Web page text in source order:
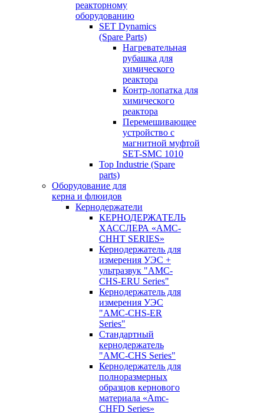
реакторному
оборудованию
SET Dynamics
(Spare Parts)
Нагревательная
рубашка для
химического
реактора
Контр-лопатка для
химического
реактора
Перемешивающее
устройство с
магнитной муфтой
SET-SMC 1010
Top Industrie (Spare
parts)
Оборудование для
керна и флюидов
Кернодержатели
КЕРНОДЕРЖАТЕЛЬ
ХАССЛЕРА «AMC-
CHHT SERIES»
Кернодержатель для
измерения УЭС +
ультразвук "AMC-
CHS-ERU Series"
Кернодержатель для
измерения УЭС
"AMC-CHS-ER
Series"
Стандартный
кернодержатель
"AMC-CHS Series"
Кернодержатель для
полноразмерных
образцов кернового
материала «Amc-
CHFD Series»